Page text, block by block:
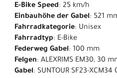
E-Bike Speed: 25 km/h
Einbauhöhe der Gabel: 521
Fahrradkategorie: Unisex
Fahrradtyp: E-Bike
Federweg Gabel: 100 mm
Felgen: ALEXRIMS EM30, 30
Gabel: SUNTOUR SF23-XCM34